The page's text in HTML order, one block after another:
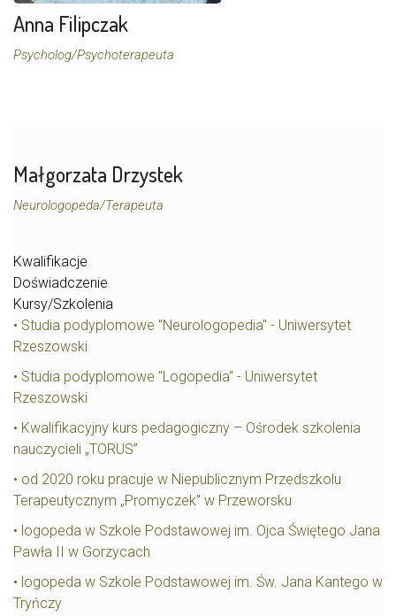
Anna Filipczak
Psycholog/Psychoterapeuta
Małgorzata Drzystek
Neurologopeda/Terapeuta
Kwalifikacje
Doświadczenie
Kursy/Szkolenia
• Studia podyplomowe "Neurologopedia" - Uniwersytet
Rzeszowski
• Studia podyplomowe "Logopedia" - Uniwersytet
Rzeszowski
• Kwalifikacyjny kurs pedagogiczny – Ośrodek szkolenia
nauczycieli „TORUS”
• od 2020 roku pracuje w Niepublicznym Przedszkolu
Terapeutycznym „Promyczek” w Przeworsku
• logopeda w Szkole Podstawowej im. Ojca Świętego Jana
Pawła II w Gorzycach
• logopeda w Szkole Podstawowej im. Św. Jana Kantego w
Tryńczy